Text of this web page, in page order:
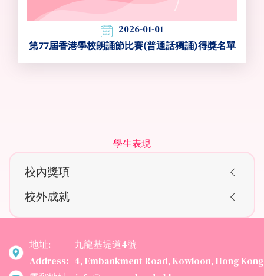
2026-01-01
第77屆香港學校朗誦節比賽(普通話獨誦)得獎名單
navigation
Awards
學生表現
校內獎項
校外成就
地址:
Address:
九龍基堤道4號
4, Embankment Road, Kowloon, Hong Kong